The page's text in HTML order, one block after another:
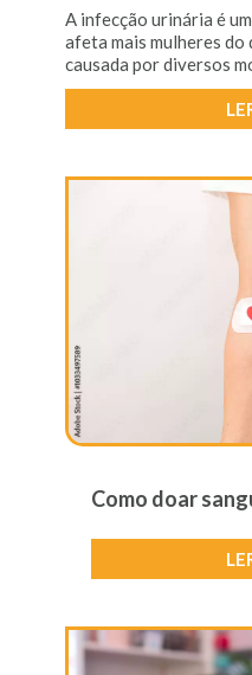
A infecção urinária é
afeta mais mulheres do
causada por diversos motivos. É
conhecer as causas e
Como doar